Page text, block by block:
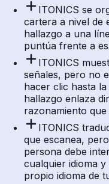
ITONICS se
cartera a nivel de
hallazgo a una
puntúa frente a
ITONICS
señales, pero no
hacer clic hasta
hallazgo enlaza
razonamiento
ITONICS
que escanea,
persona debe
cualquier idioma
propio idioma de